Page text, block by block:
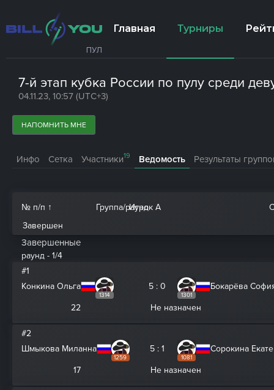
ПУЛ
Главная Турниры
7-й этап кубка России по пулу среди
04.11.23, 10:57 (UTC+3)
НАПОМНИТЬ МНЕ
Инфо Сетка Участники19 Ведомость Результаты
№ п/п ↑ Группа/раунд
Игрок A
Завершен
Завершенные
раунд - 1/4
#1
Конкина Ольга
1314
5 : 0
1301
Бокарёва
22 Не назначен
#2
Шмыкова Миланна
1259
5 : 1
1081
Сорокина
17 Не назначен